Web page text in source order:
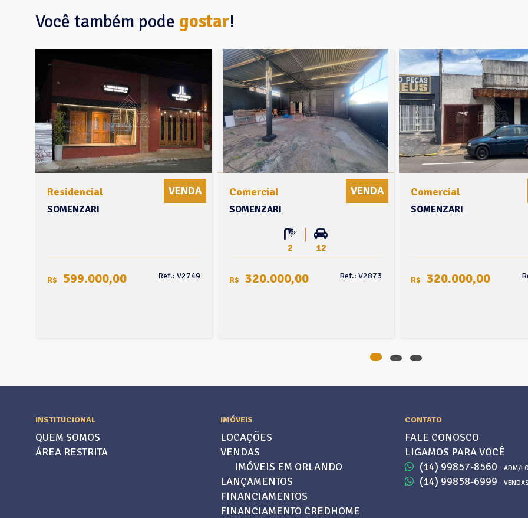
Você também pode gostar!
Residencial VENDA
SOMENZARI
R$ 599.000,00 Ref.: V2749
Comercial VENDA
SOMENZARI
2 12
R$ 320.000,00 Ref.: V2873
Comercial
SOMENZARI
R$ 320.000,00
INSTITUCIONAL
QUEM SOMOS
ÁREA RESTRITA
IMÓVEIS
LOCAÇÕES
VENDAS
IMÓVEIS EM ORLANDO
LANÇAMENTOS
FINANCIAMENTOS
FINANCIAMENTO CREDHOME
CONTATO
FALE CONOSCO
LIGAMOS PARA VOCÊ
(14) 99857-8560 - ADM/
(14) 99858-6999 - VENDAS